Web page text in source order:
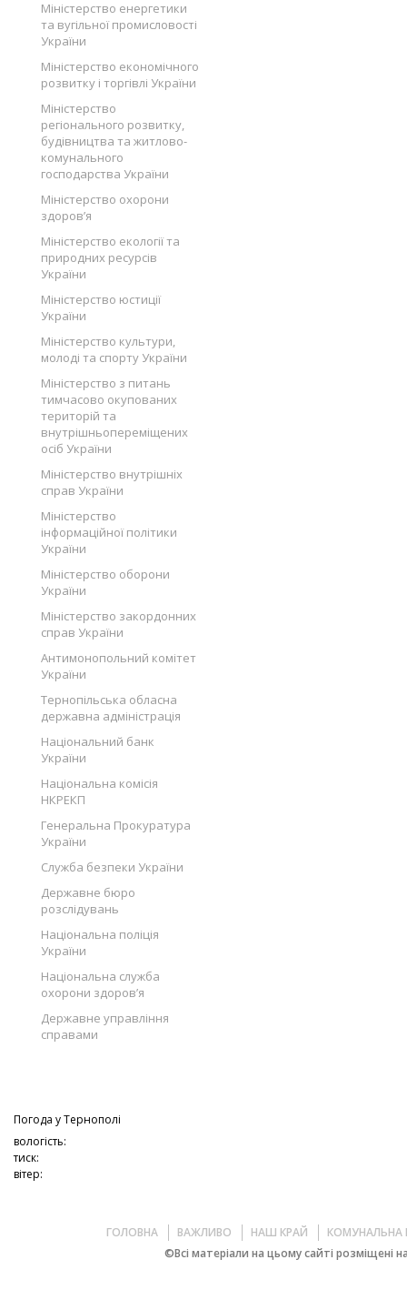
Міністерство енергетики
та вугільної промисловості
України
Міністерство економічного
розвитку і торгівлі України
Міністерство
регіонального розвитку,
будівництва та житлово-
комунального
господарства України
Міністерство охорони
здоров’я
Міністерство екології та
природних ресурсів
України
Міністерство юстиції
України
Міністерство культури,
молоді та спорту України
Міністерство з питань
тимчасово окупованих
територій та
внутрішньопереміщених
осіб України
Міністерство внутрішніх
справ України
Міністерство
інформаційної політики
України
Міністерство оборони
України
Міністерство закордонних
справ України
Антимонопольний комітет
України
Тернопільська обласна
державна адміністрація
Національний банк
України
Національна комісія
НКРЕКП
Генеральна Прокуратура
України
Служба безпеки України
Державне бюро
розслідувань
Національна поліція
України
Національна служба
охорони здоров’я
Державне управління
справами
Погода уТернополі
вологість:
тиск:
вітер:
ГОЛОВНА ВАЖЛИВО НАШ КРАЙ
КОМУНАЛЬНА
©Всі матеріали на цьому сайті розміщені